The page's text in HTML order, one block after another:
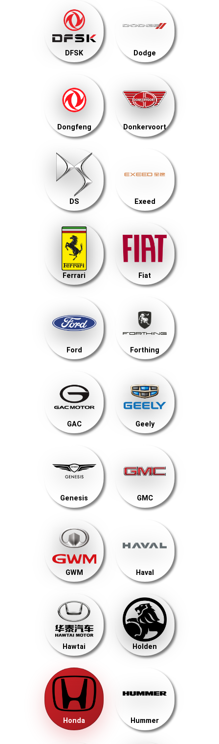
DFSK Dodge
Dongfeng Donkervoort
DS Exeed
Ferrari Fiat
Ford Forthing
GAC Geely
Genesis GMC
GWM Haval
Hawtai Holden
Honda Hummer